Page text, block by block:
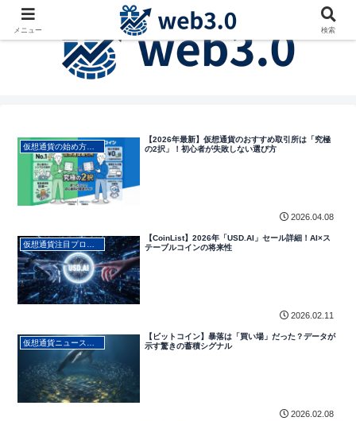
仮想通貨の始め方・初心者向け
【2026年最新】仮想通貨のおすすめ取引所は「究極
の2択」！初心者が失敗しない選び方
2026.04.08
仮想通貨注目プロジェクト・アルトコイン解説
【CoinList】2026年「USD.AI」セール詳細！AI×ス
テーブルコインの将来性
2026.02.11
【ビットコイン】暴落は「買い場」だった？データが
示す驚きの蓄積シグナル
2026.02.08
メニュー 検索